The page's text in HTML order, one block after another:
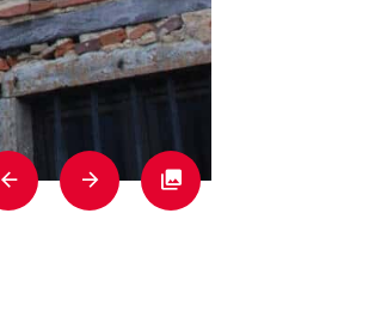
PreviousNext Fullscreen